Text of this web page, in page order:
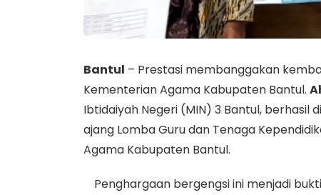
Bantul – Prestasi membanggakan
Kementerian Agama Kabupaten Bantul.
Ibtidaiyah Negeri (MIN) 3 Bantul, berhasil
ajang Lomba Guru dan Tenaga
Agama Kabupaten Bantul.
Penghargaan bergengsi ini menjadi